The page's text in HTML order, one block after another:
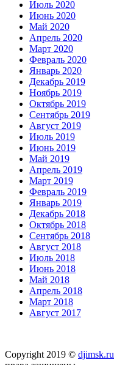
Июль 2020
Июнь 2020
Май 2020
Апрель 2020
Март 2020
Февраль 2020
Январь 2020
Декабрь 2019
Ноябрь 2019
Октябрь 2019
Сентябрь 2019
Август 2019
Июль 2019
Июнь 2019
Май 2019
Апрель 2019
Март 2019
Февраль 2019
Январь 2019
Декабрь 2018
Октябрь 2018
Сентябрь 2018
Август 2018
Июль 2018
Июнь 2018
Май 2018
Апрель 2018
Март 2018
Август 2017
Copyright 2019 © djimsk.ru